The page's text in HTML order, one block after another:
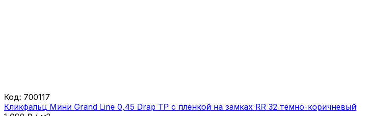
Код: 700117
Кликфальц Мини Grand Line 0,45 Drap ТР с пленкой на замках RR 32 темно-коричневый